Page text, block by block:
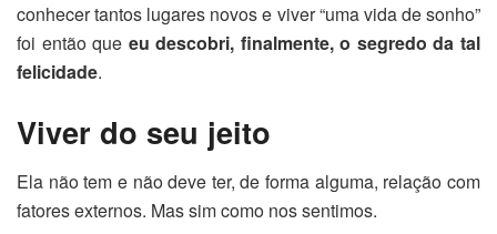
conhecer tantos lugares novos e viver “uma vida de sonho”
foi então que eu descobri, finalmente, o segredo da tal
felicidade.
Viver do seu jeito
Ela não tem e não deve ter, de forma alguma, relação com
fatores externos. Mas sim como nos sentimos.